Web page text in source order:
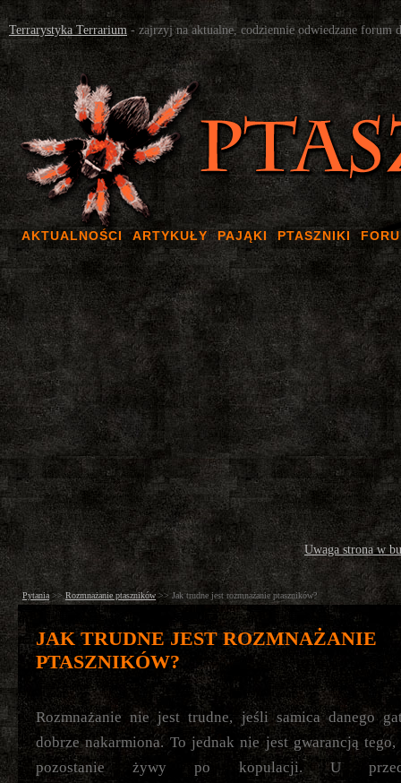
Terrarystyka Terrarium - zajrzyj na aktualne, codziennie odwiedzane forum
AKTUALNOŚCI ARTYKUŁY PAJĄKI PTASZNIKI
Uwaga strona w
Pytania>> Rozmnażanie ptaszników>> Jak trudne jest rozmnażanie ptaszników?
JAK TRUDNE JEST ROZMNAŻANIE
PTASZNIKÓW?
Rozmnażanie nie jest trudne, jeśli samica danego
dobrze nakarmiona. To jednak nie jest gwarancją tego,
pozostanie żywy po kopulacji. U